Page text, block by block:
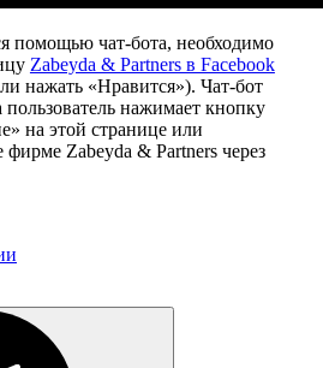
помощью чат-бота, необходимо
Zabeyda & Partners в Facebook
нажать «Нравится»). Чат-бот
пользователь нажимает кнопку
на этой странице или
фирме Zabeyda & Partners через